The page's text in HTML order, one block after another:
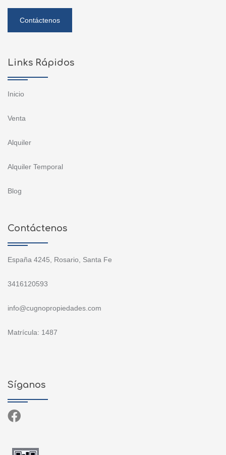
Contáctenos
Links Rápidos
Inicio
Venta
Alquiler
Alquiler Temporal
Blog
Contáctenos
España 4245, Rosario, Santa Fe
3416120593
info@cugnopropiedades.com
Matrícula: 1487
Síganos